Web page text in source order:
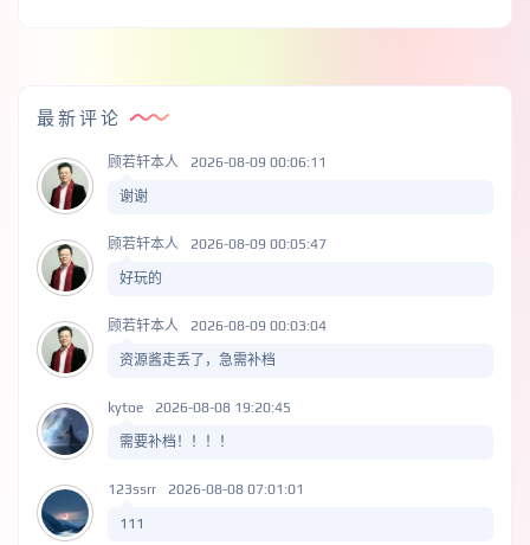
最新评论
顾若轩本人 2026-08-09 00:06:11
谢谢
顾若轩本人 2026-08-09 00:05:47
好玩的
顾若轩本人 2026-08-09 00:03:04
资源酱走丢了，急需补档
kytoe 2026-08-08 19:20:45
需要补档！！！！
123ssrr 2026-08-08 07:01:01
111